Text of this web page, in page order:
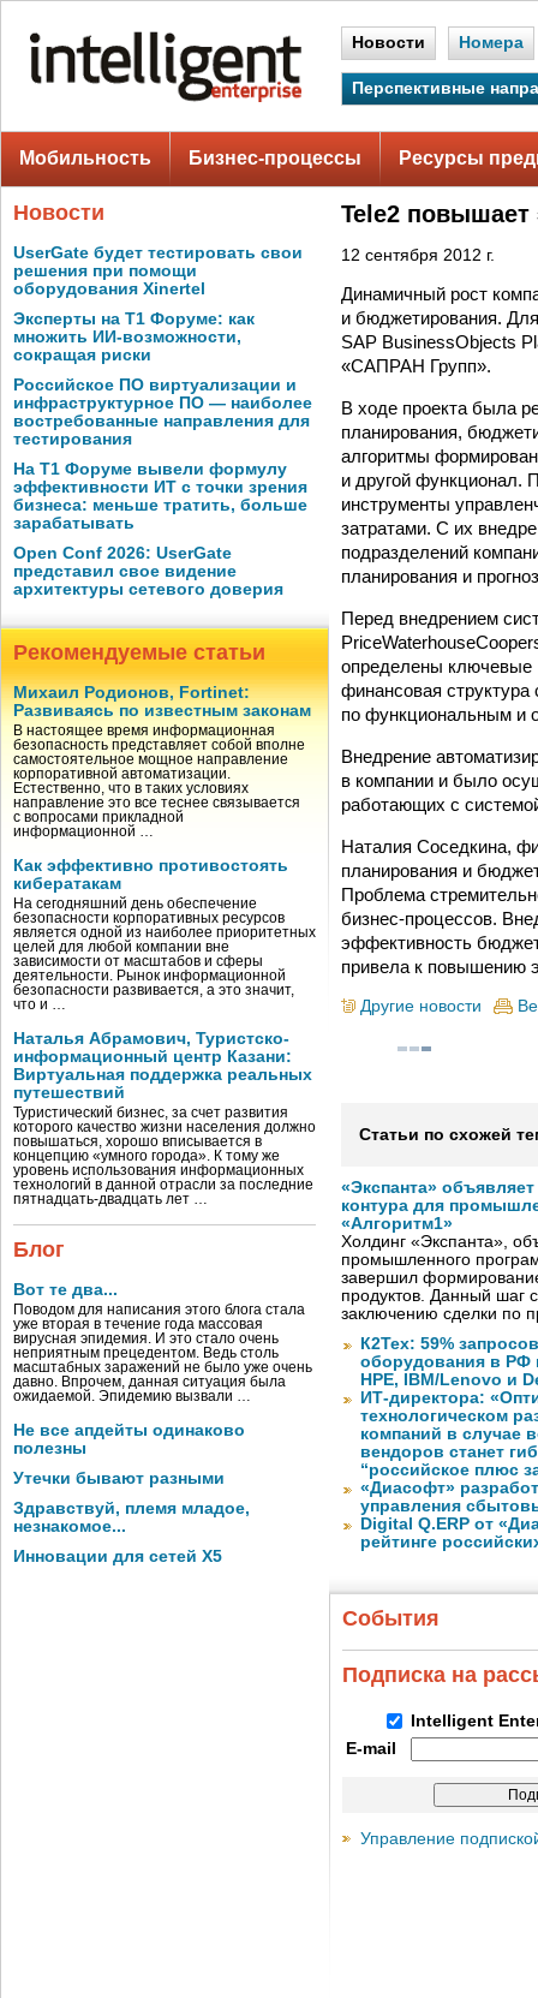
Новости Номера
Перспективные
Мобильность Бизнес-процессы Ресурсы
Новости
UserGate будет тестировать свои
решения при помощи
оборудования Xinertel
Эксперты на Т1 Форуме: как
множить ИИ-возможности,
сокращая риски
Российское ПО виртуализации и
инфраструктурное ПО — наиболее
востребованные направления для
тестирования
На Т1 Форуме вывели формулу
эффективности ИТ с точки зрения
бизнеса: меньше тратить, больше
зарабатывать
Open Conf 2026: UserGate
представил свое видение
архитектуры сетевого доверия
Рекомендуемые статьи
Михаил Родионов, Fortinet:
Развиваясь по известным законам
В настоящее время информационная
безопасность представляет собой вполне
самостоятельное мощное направление
корпоративной автоматизации.
Естественно, что в таких условиях
направление это все теснее связывается
с вопросами прикладной
информационной …
Как эффективно противостоять
кибератакам
На сегодняшний день обеспечение
безопасности корпоративных ресурсов
является одной из наиболее приоритетных
целей для любой компании вне
зависимости от масштабов и сферы
деятельности. Рынок информационной
безопасности развивается, а это значит,
что и …
Наталья Абрамович, Туристско-
информационный центр Казани:
Виртуальная поддержка реальных
путешествий
Туристический бизнес, за счет развития
которого качество жизни населения должно
повышаться, хорошо вписывается в
концепцию «умного города». К тому же
уровень использования информационных
технологий в данной отрасли за последние
пятнадцать-двадцать лет …
Блог
Вот те два...
Поводом для написания этого блога стала
уже вторая в течение года массовая
вирусная эпидемия. И это стало очень
неприятным прецедентом. Ведь столь
масштабных заражений не было уже очень
давно. Впрочем, данная ситуация была
ожидаемой. Эпидемию вызвали …
Не все апдейты одинаково
полезны
Утечки бывают разными
Здравствуй, племя младое,
незнакомое...
Инновации для сетей X5
Tele2
12 сентября 2012 г.
Динамичный рост
и бюджетирования.
SAP BusinessObjects
«САПРАН Групп».
В ходе проекта была
планирования,
алгоритмы
и другой функционал.
инструменты
затратами. С их
подразделений
планирования и
Перед внедрением
определены ключевые
финансовая
по функциональным и
Внедрение
в компании и было
работающих с
Наталия Соседкина,
планирования и
Проблема
бизнес-процессов.
эффективность
привела к повышению
Другие новости
Статьи по схожей
«Экспанта»
контура для
«Алгоритм1»
Холдинг «Экспанта»,
промышленного
завершил
продуктов. Данный шаг
заключению сделки по
К2Тех: 59%
оборудования в РФ
HPE, IBM/Lenovo и
ИТ-директора:
технологическом
компаний в случае
вендоров станет
“российское плюс
«Диасофт»
управления
Digital Q.ERP от
рейтинге
События
Подписка на
Intelligent
E-mail
Управление